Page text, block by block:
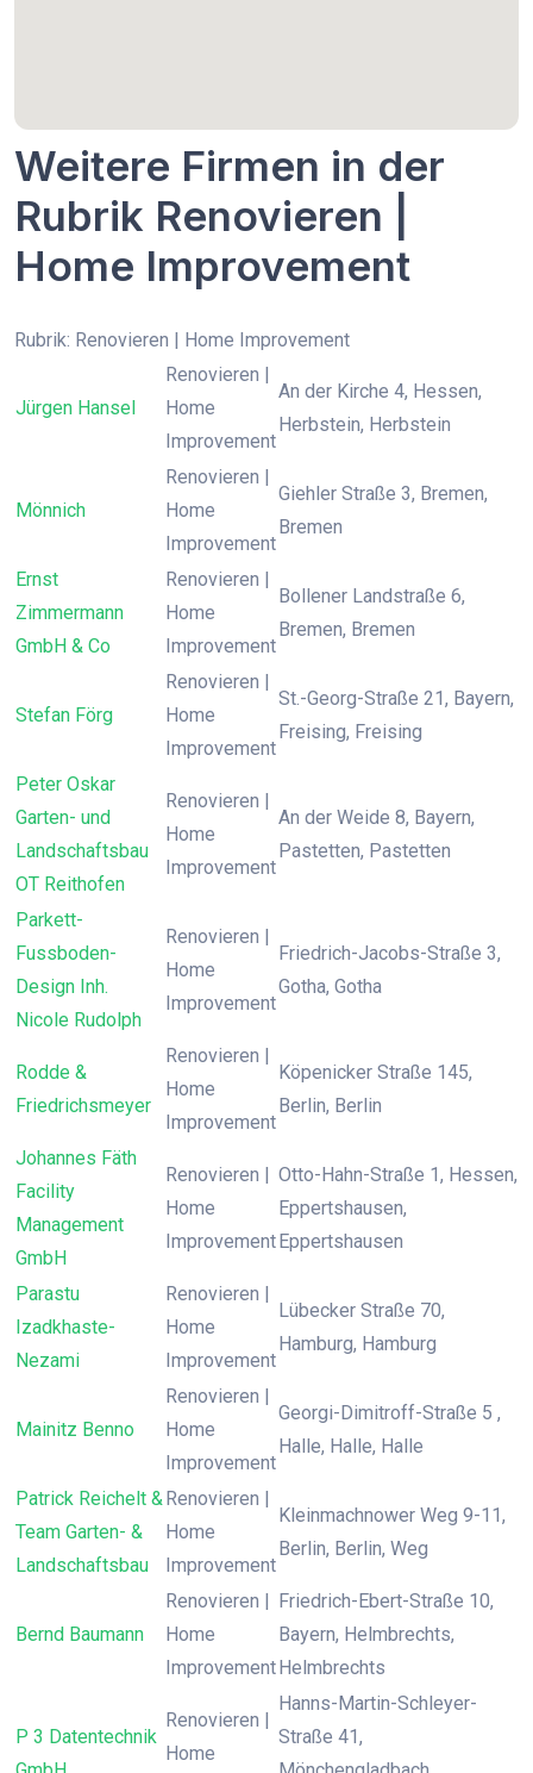
Weitere Firmen in der
Rubrik Renovieren |
Home Improvement
Rubrik: Renovieren | Home Improvement
Jürgen Hansel
Renovieren |
Home
Improvement
An der Kirche 4, Hessen,
Herbstein, Herbstein
Mönnich
Renovieren |
Home
Improvement
Giehler Straße 3, Bremen,
Bremen
Ernst
Zimmermann
GmbH & Co
Renovieren |
Home
Improvement
Bollener Landstraße 6,
Bremen, Bremen
Stefan Förg
Renovieren |
Home
Improvement
St.-Georg-Straße 21, Bayern,
Freising, Freising
Peter Oskar
Garten- und
Landschaftsbau
OT Reithofen
Renovieren |
Home
Improvement
An der Weide 8, Bayern,
Pastetten, Pastetten
Parkett-
Fussboden-
Design Inh.
Nicole Rudolph
Renovieren |
Home
Improvement
Friedrich-Jacobs-Straße 3,
Gotha, Gotha
Rodde &
Friedrichsmeyer
Renovieren |
Home
Improvement
Köpenicker Straße 145,
Berlin, Berlin
Johannes Fäth
Facility
Management
GmbH
Renovieren |
Home
Improvement
Otto-Hahn-Straße 1, Hessen,
Eppertshausen,
Eppertshausen
Parastu
Izadkhaste-
Nezami
Renovieren |
Home
Improvement
Lübecker Straße 70,
Hamburg, Hamburg
Mainitz Benno
Renovieren |
Home
Improvement
Georgi-Dimitroff-Straße 5 ,
Halle, Halle, Halle
Patrick Reichelt &
Team Garten- &
Landschaftsbau
Renovieren |
Home
Improvement
Kleinmachnower Weg 9-11,
Berlin, Berlin, Weg
Bernd Baumann
Renovieren |
Home
Improvement
Friedrich-Ebert-Straße 10,
Bayern, Helmbrechts,
Helmbrechts
P 3 Datentechnik
Renovieren |
Home
Hanns-Martin-Schleyer-
Straße 41,